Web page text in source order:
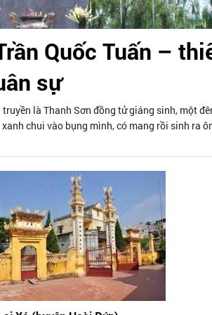
Quốc Tuấn –
sự
là Thanh Sơn đồng tử giáng sinh, một
chui vào bụng mình, có mang rồi sinh ra